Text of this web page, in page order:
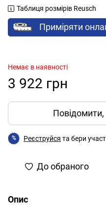
Таблиця розмірів Reusch
Приміряти
Немає в наявності
3 922 грн
% Реєструйся та бери
До обраного
Опис